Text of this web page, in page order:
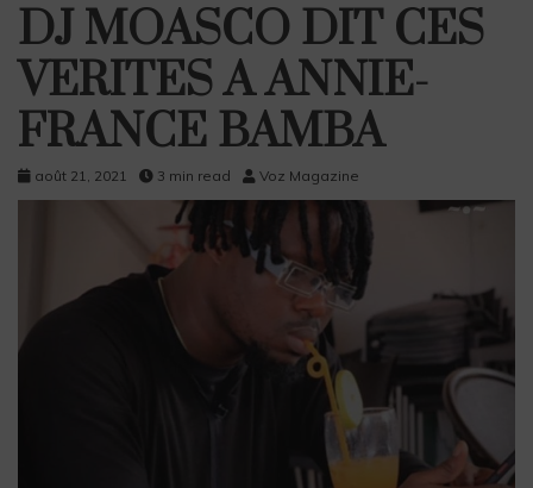
DJ MOASCO DIT CES
VERITES A ANNIE-
FRANCE BAMBA
août 21, 2021 3 min read Voz Magazine